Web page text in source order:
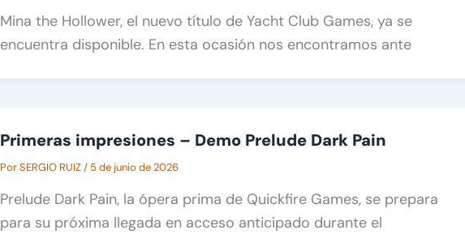
Mina the Hollower, el nuevo título de Yacht Club Games, ya se
encuentra disponible. En esta ocasión nos encontramos ante
Primeras impresiones – Demo Prelude Dark Pain
PorSERGIO RUIZ/ 5 de junio de 2026
Prelude Dark Pain, la ópera prima de Quickfire Games, se prepara
para su próxima llegada en acceso anticipado durante el